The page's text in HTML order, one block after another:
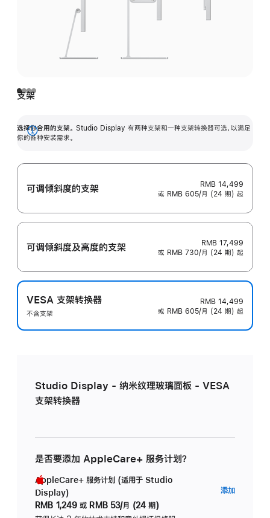
支架
选择你合用的支架。 Studio Display 有两种支架和一种支架转换器可选，以满足
你的各种安装需求。
展
可调倾斜度的支架
RMB 14,499
或 RMB 605/月 (24 期) 起
可调倾斜度及高‍度的支‍架
RMB 17,499
或 RMB 730/月 (24 期) 起
VESA 支架转换器
不含支架
RMB 14,499
或 RMB 605/月 (24 期) 起
Studio Display - 纳米纹理玻璃面板 - VESA
支架转换器
是否要添加 AppleCare+ 服务计划？
AppleCare+ 服务计划 (适用于 Studio
Display)
RMB 1,249 或 RMB 53/月 (24 期)
添加